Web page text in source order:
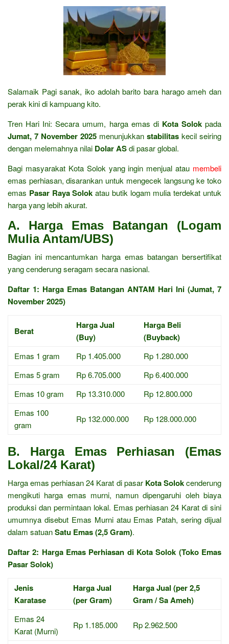
Salamaik Pagi sanak, iko adolah barito bara harago ameh dan
perak kini di kampuang kito.
Tren Hari Ini: Secara umum, harga emas di Kota Solokpada
Jumat, 7 November 2025 menunjukkan stabilitas kecil seiring
dengan melemahnya nilai Dolar ASdi pasar global.
Bagi masyarakat Kota Solok yang ingin menjual atau membeli
emas perhiasan, disarankan untuk mengecek langsung ke toko
emas Pasar Raya Solok atau butik logam mulia terdekat untuk
harga yang lebih akurat.
A. Harga Emas Batangan (Logam
Mulia Antam/UBS)
Bagian ini mencantumkan harga emas batangan bersertifikat
yang cenderung seragam secara nasional.
Daftar 1: Harga Emas Batangan ANTAM Hari Ini (Jumat, 7
November 2025)
Berat
Harga Jual
(Buy)
Harga Beli
(Buyback)
Emas 1 gram Rp 1.405.000
Rp 1.280.000
Emas 5 gram
Rp 6.705.000
Rp 6.400.000
Emas 10 gram
Rp 13.310.000
Rp 12.800.000
Emas 100
gram
Rp 132.000.000 Rp 128.000.000
B. Harga Emas Perhiasan (Emas
Lokal/24 Karat)
Harga emas perhiasan 24 Karat di pasar Kota Solokcenderung
mengikuti harga emas murni, namun dipengaruhi oleh biaya
produksi dan permintaan lokal. Emas perhiasan 24 Karat di sini
umumnya disebut Emas Murni atau Emas Patah, sering dijual
dalam satuanSatu Emas (2,5 Gram).
Daftar 2: Harga Emas Perhiasan di Kota Solok (Toko Emas
Pasar Solok)
Jenis
Karatase
Harga Jual
(per Gram)
Harga Jual (per 2,5
Gram / Sa Ameh)
Emas 24
Karat (Murni)
Rp 1.185.000 Rp 2.962.500